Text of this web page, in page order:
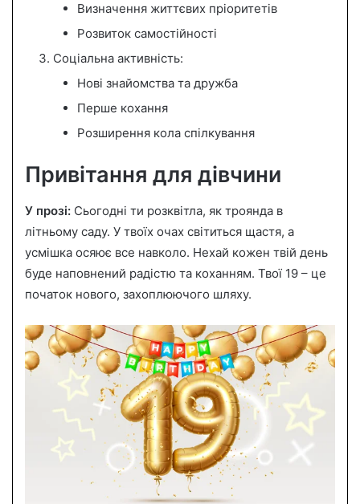
Визначення життєвих пріоритетів
Розвиток самостійності
Соціальна активність:
Нові знайомства та дружба
Перше кохання
Розширення кола спілкування
Привітання для дівчини
У прозі: Сьогодні ти розквітла, як троянда в
літньому саду. У твоїх очах світиться щастя, а
усмішка осяює все навколо. Нехай кожен твій день
буде наповнений радістю та коханням. Твої 19 – це
початок нового, захоплюючого шляху.